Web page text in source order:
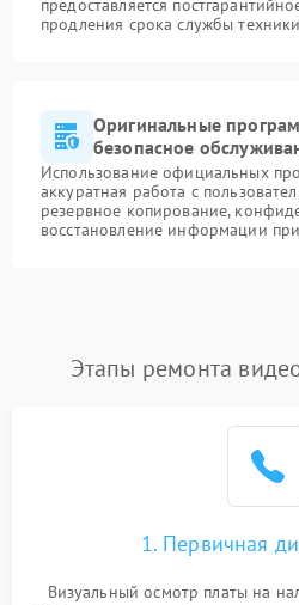
предоставляется
продления срока службы техники
Оригинальные
безопасное
Использование официальных
аккуратная работа с
резервное копирование,
восстановление информации
Этапы ремонта
1. Первичная
Визуальный осмотр платы на